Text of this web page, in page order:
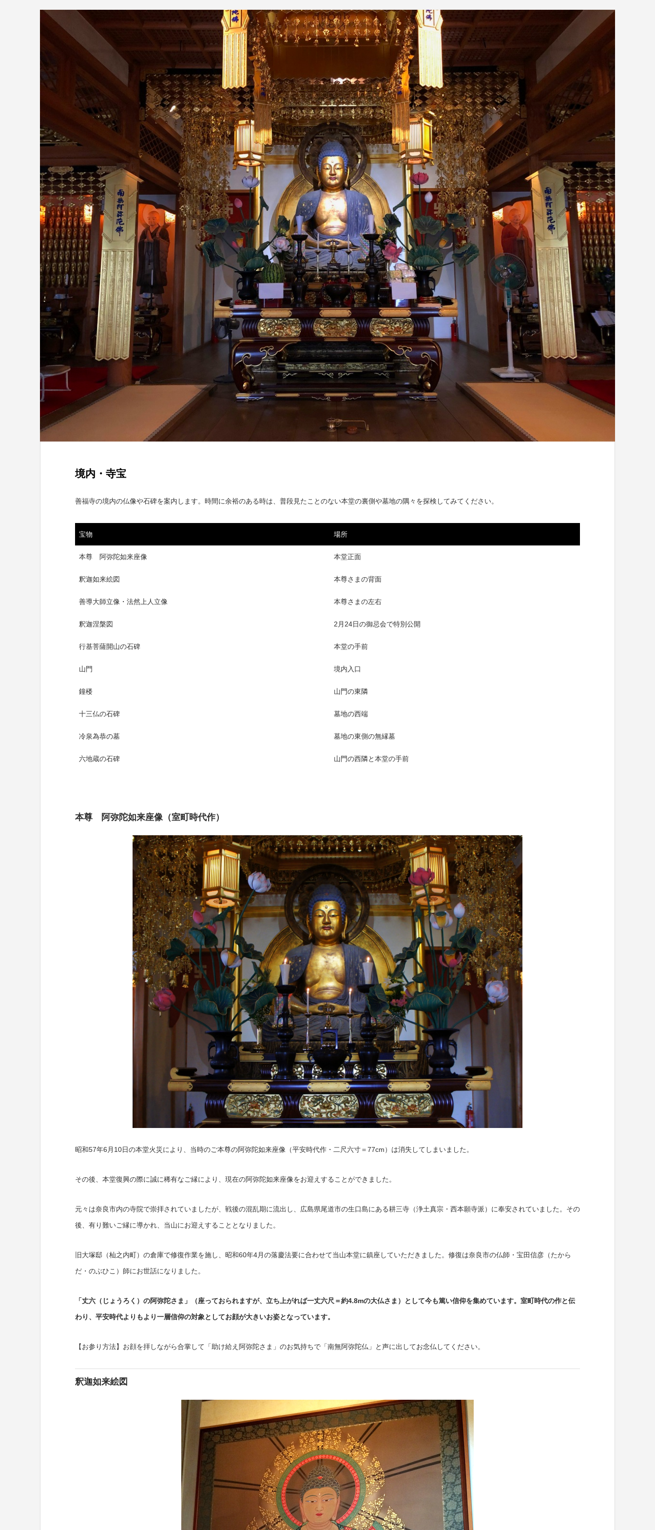
境内・寺宝
善福寺の境内の仏像や石碑を案内します。時間に余裕のある時は、普段見たことのない本堂の裏側や墓地の隅々を探検してみてください。
宝物 場所
本尊 阿弥陀如来座像 本堂正面
釈迦如来絵図 本尊さまの背面
善導大師立像・法然上人立像 本尊さまの左右
釈迦涅槃図 2月24日の御忌会で特別公開
行基菩薩開山の石碑 本堂の手前
山門 境内入口
鐘楼 山門の東隣
十三仏の石碑 墓地の西端
冷泉為恭の墓 墓地の東側の無縁墓
六地蔵の石碑 山門の西隣と本堂の手前
本尊 阿弥陀如来座像（室町時代作）
昭和57年6月10日の本堂火災により、当時のご本尊の阿弥陀如来座像（平安時代作・二尺六寸＝77cm）は消失してしまいました。
その後、本堂復興の際に誠に稀有なご縁により、現在の阿弥陀如来座像をお迎えすることができました。
元々は奈良市内の寺院で崇拝されていましたが、戦後の混乱期に流出し、広島県尾道市の生口島にある耕三寺（浄土真宗・西本願寺派）に奉安されていました。その
後、有り難いご縁に導かれ、当山にお迎えすることとなりました。
旧大塚邸（杣之内町）の倉庫で修復作業を施し、昭和60年4月の落慶法要に合わせて当山本堂に鎮座していただきました。修復は奈良市の仏師・宝田信彦（たから
だ・のぶひこ）師にお世話になりました。
「丈六（じょうろく）の阿弥陀さま」（座っておられますが、立ち上がれば一丈六尺＝約4.8mの大仏さま）として今も篤い信仰を集めています。室町時代の作と伝
わり、平安時代よりもより一層信仰の対象としてお顔が大きいお姿となっています。
【お参り方法】お顔を拝しながら合掌して「助け給え阿弥陀さま」のお気持ちで「南無阿弥陀仏」と声に出してお念仏してください。
釈迦如来絵図